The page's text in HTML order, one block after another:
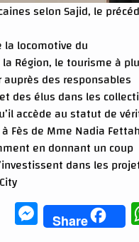
selon Sajid, le
locomotive du
Région, le tourisme à
des responsables
des élus dans les
accède au statut de
Fès de Mme Nadia
en donnant un coup
dans les
WhatsApp
Share